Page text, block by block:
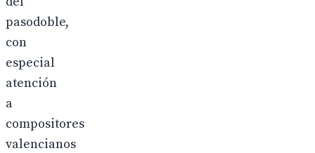
pasodoble,
con
especial
atención
a
compositores
valencianos